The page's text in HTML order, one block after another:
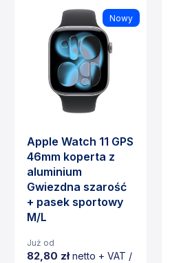
Nowy
Apple Watch 11 GPS
46mm koperta z
aluminium
Gwiezdna szarość
+ pasek sportowy
M/L
Już od
82,80 złnetto + VAT /